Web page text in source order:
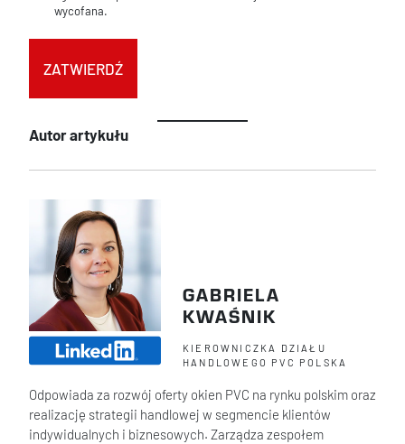
wycofana.
Autor artykułu
GABRIELA
KWAŚNIK
KIEROWNICZKA DZIAŁU
HANDLOWEGO PVC POLSKA
Odpowiada za rozwój oferty okien PVC na rynku polskim oraz
realizację strategii handlowej w segmencie klientów
indywidualnych i biznesowych. Zarządza zespołem